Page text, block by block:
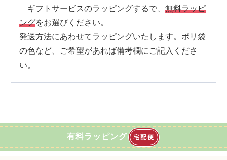
ギフトサービスのラッピングするで、無料ラッピ
ングをお選びください。
発送方法にあわせてラッピングいたします。ポリ袋
の色など、ご希望があれば備考欄にご記入くださ
い。
有料ラッピング 宅配便